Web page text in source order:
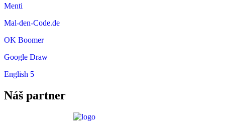
Menti
Mal-den-Code.de
OK Boomer
Google Draw
English 5
Náš partner